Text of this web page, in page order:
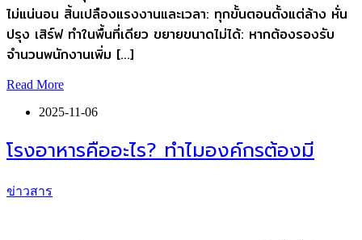
ไม่แน่นอน สิ้นเปลืองแรงงานและเวลา: ทุกขั้นตอนตั้งแต่ล้าง หั่น
ปรุง เสิร์ฟ ทำในพื้นที่เดียว ขยายขนาดไม่ได้: หากต้องรองรับ
จำนวนพนักงานเพิ่ม […]
Read More
2025-11-06
โรงอาหารคืออะไร? ทำไมองค์กรต้องมี
ข่าวสาร